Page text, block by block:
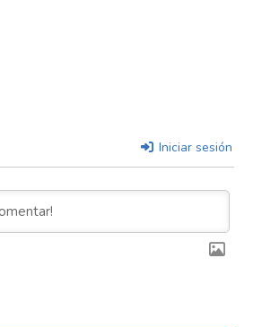
Iniciar sesión